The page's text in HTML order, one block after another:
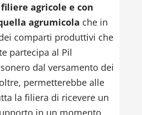
agricole e con
agrumicola che in
comparti produttivi che
partecipa al Pil
dal versamento dei
permetterebbe alle
la filiera di ricevere un
in un momento